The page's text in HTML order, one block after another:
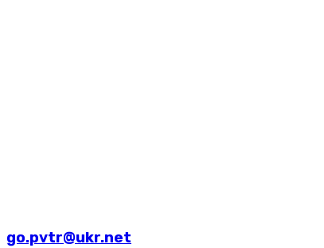
go.pvtr@ukr.net